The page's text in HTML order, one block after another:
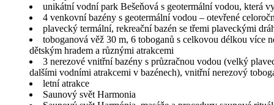
unikátní vodní park Bešeňová s geotermální vodou, která
4 venkovní bazény s geotermální vodou – otevřené
plavecký termální, rekreační bazén se třemi plaveckými
toboganová věž 30 m, 6 toboganů s celkovou délkou více
dětským hradem a různými atrakcemi
3 nerezové vnitřní bazény s průzračnou vodou (velký
dalšími vodními atrakcemi v bazénech), vnitřní nerezový
letní atrakce
Saunový svět Harmonia